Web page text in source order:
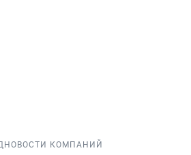
НОВОСТИ КОМПАНИЙ